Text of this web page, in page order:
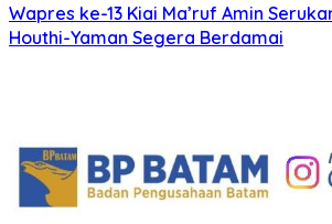
Wapres ke-13 Kiai Ma’ruf Amin
Houthi-Yaman Segera Berdamai